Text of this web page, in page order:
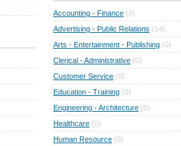
Accounting - Finance (0)
Advertising - Public Relations (14)
Arts - Entertainment - Publishing (0)
Clerical - Administrative (0)
Customer Service (0)
Education - Training (0)
Engineering - Architecture (0)
Healthcare (0)
Human Resource (0)